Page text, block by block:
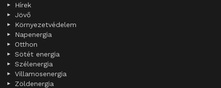
Hírek
Jövő
Környezetvédelem
Napenergia
Otthon
Sötét energia
Szélenergia
Villamosenergia
Zöldenergia